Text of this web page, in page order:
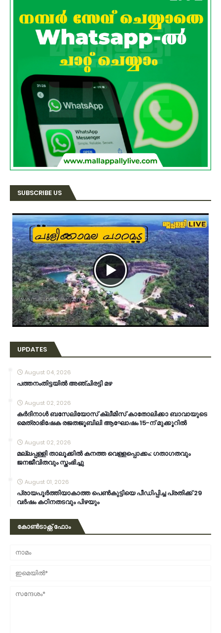
SUBSCRIBE US
UPDATES
August 04, 2026
പത്തനംതിട്ടയിൽ അഞ്ചിരട്ടി മഴ
August 02, 2026
കര്‍ദിനാള്‍ ബസേലിയോസ് ക്ലീമിസ് കാതോലിക്കാ ബാവായുടെ
മെത്രാഭിഷേക രജതജൂബിലി ആഘോഷം 15-ന് മുക്കൂറില്‍
August 02, 2026
മല്ലപ്പള്ളി താലൂക്കിൽ കനത്ത വെള്ളപ്പൊക്കം: ഗതാഗതവും
ജനജീവിതവും സ്തംഭിച്ചു
August 01, 2026
പ്രായപൂർത്തിയാകാത്ത പെൺകുട്ടിയെ പീഡിപ്പിച്ച പ്രതിക്ക് 29
വർഷം കഠിനതടവും പിഴയും
കോൺടാക്റ്റ് ഫോം